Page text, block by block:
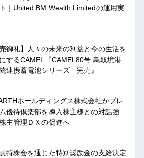
｜United BM Wealth Limitedの運用実
売御礼】人々の未来の利益と今の生活を
するCAMEL『CAMEL80号 鳥取境港
連携蓄電池シリーズ 完売』
ホールディングス株式会社がプレ
優待倶楽部を導入株主様との対話強
主管理ＤＸの促進へ
持株会を通じた特別奨励金の支給決定